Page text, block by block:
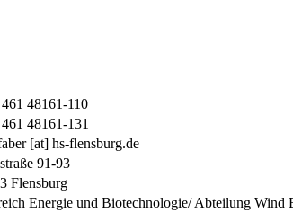
48161-110
48161-131
[at] hs-flensburg.de
91-93
Flensburg
Energie und Biotechnologie/ Abteilung Wind